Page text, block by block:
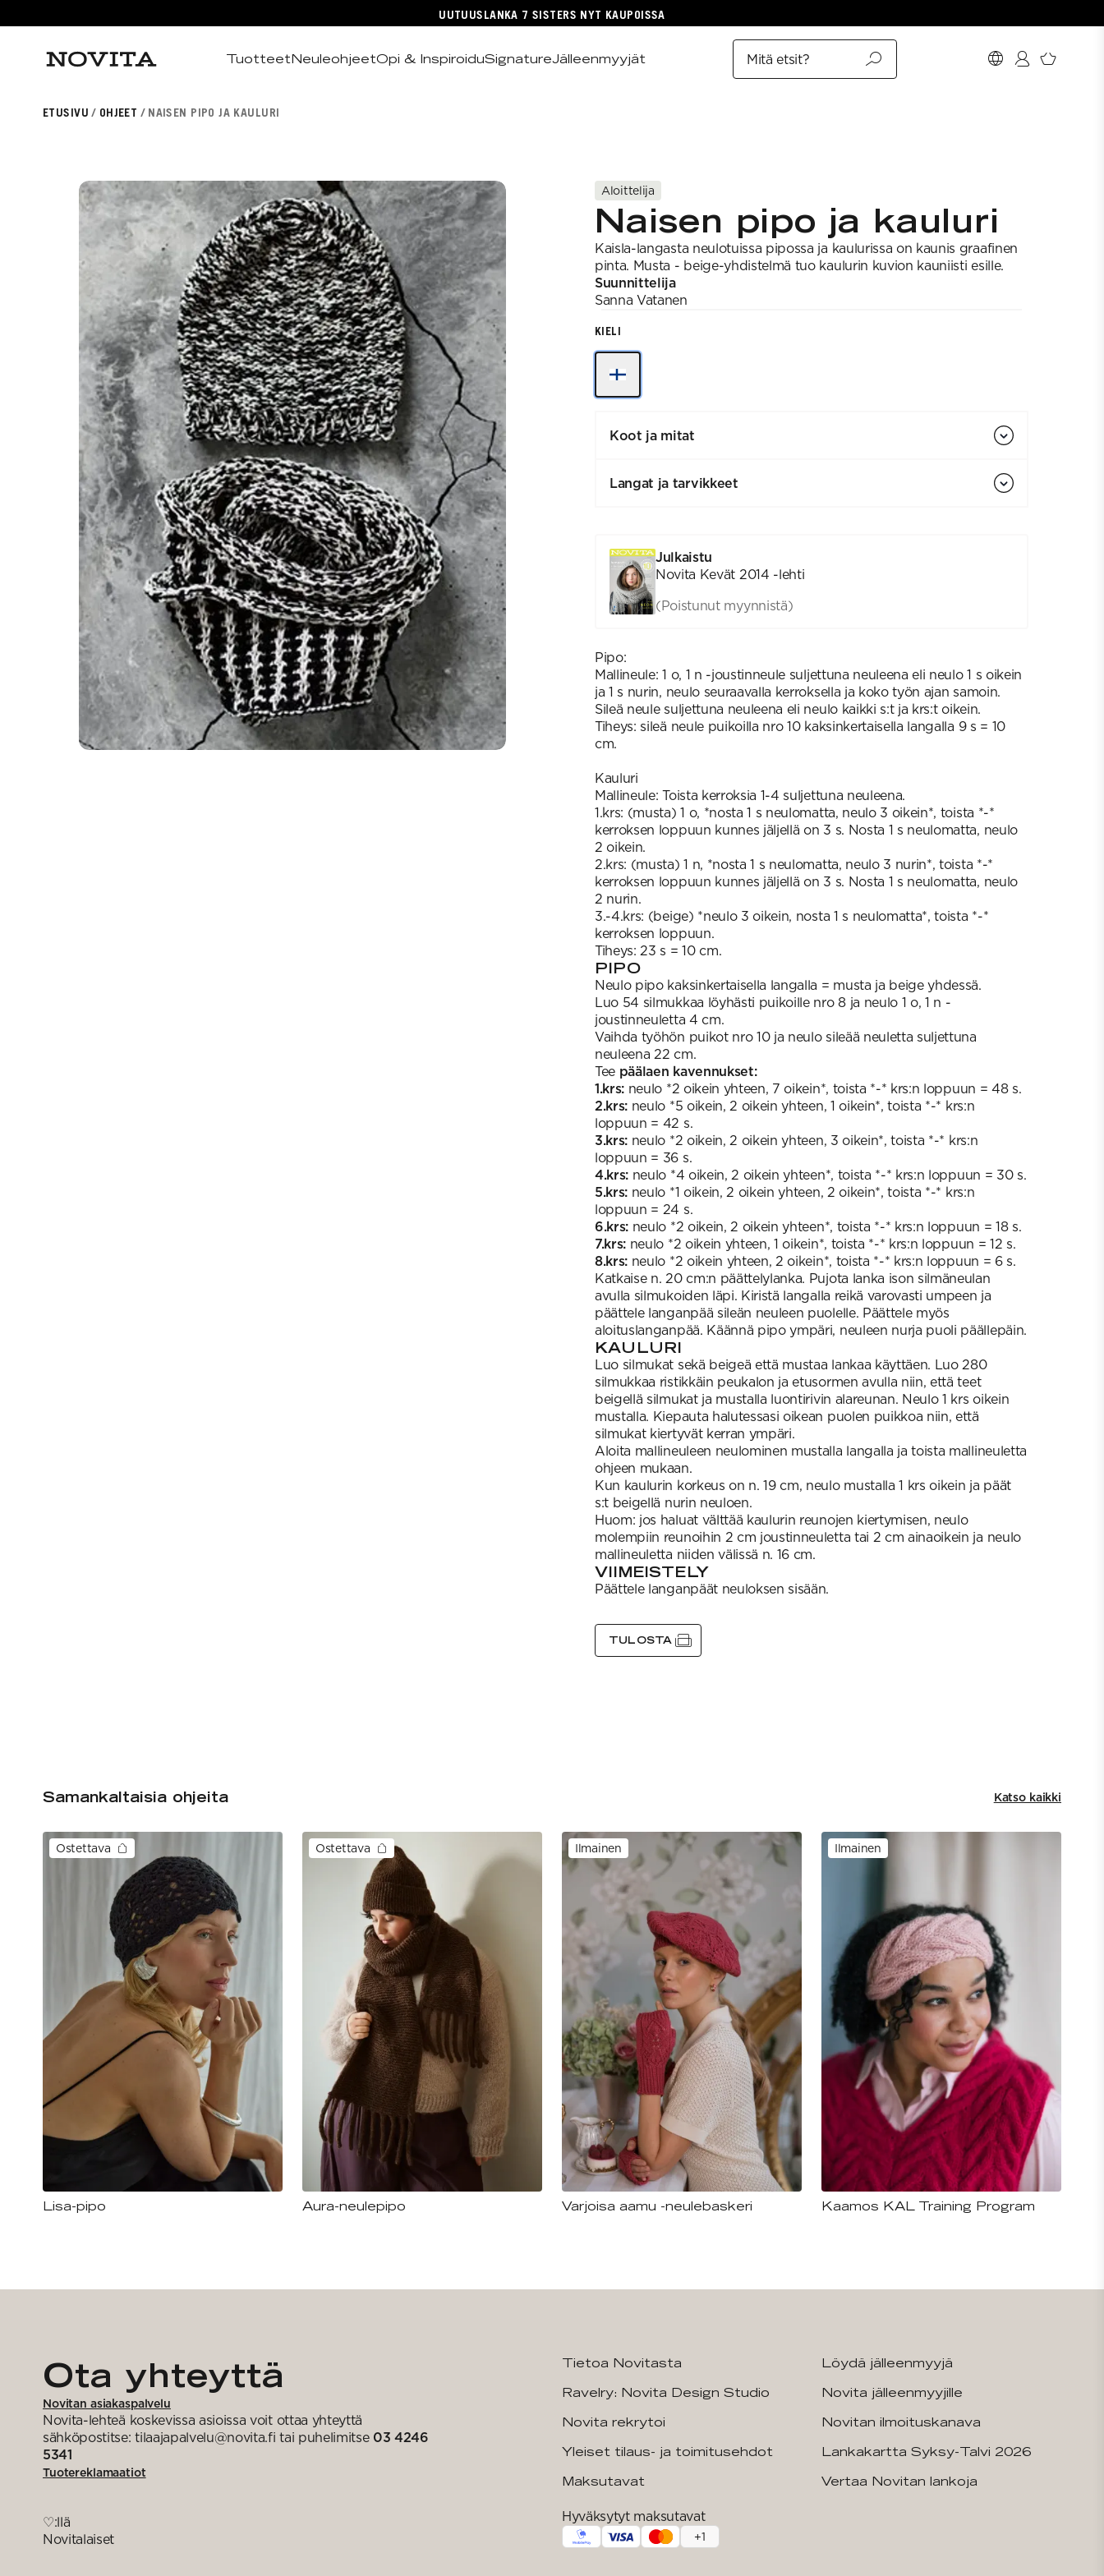
UUTUUSLANKA 7 SISTERS NYT KAUPOISSA
TuotteetNeuleohjeetOpi & InspiroiduSignatureJälleenmyyjät Mitä etsit?
ETUSIVU OHJEET NAISEN PIPO JA KAULURI
Aloittelija
Naisen pipo ja kauluri
Kaisla-langasta neulotuissa pipossa ja kaulurissa on kaunis graafinen
pinta. Musta - beige-yhdistelmä tuo kaulurin kuvion kauniisti esille.
Suunnittelija
Sanna Vatanen
KIELI
Koot ja mitat
Langat ja tarvikkeet
Julkaistu
Novita Kevät 2014 -lehti
(Poistunut myynnistä)
Pipo:
Mallineule: 1 o, 1 n -joustinneule suljettuna neuleena eli neulo 1 s oikein
ja 1 s nurin, neulo seuraavalla kerroksella ja koko työn ajan samoin.
Sileä neule suljettuna neuleena eli neulo kaikki s:t ja krs:t oikein.
Tiheys: sileä neule puikoilla nro 10 kaksinkertaisella langalla 9 s = 10
cm.
Kauluri
Mallineule: Toista kerroksia 1-4 suljettuna neuleena.
1.krs: (musta) 1 o, *nosta 1 s neulomatta, neulo 3 oikein*, toista *-*
kerroksen loppuun kunnes jäljellä on 3 s. Nosta 1 s neulomatta, neulo
2 oikein.
2.krs: (musta) 1 n, *nosta 1 s neulomatta, neulo 3 nurin*, toista *-*
kerroksen loppuun kunnes jäljellä on 3 s. Nosta 1 s neulomatta, neulo
2 nurin.
3.-4.krs: (beige) *neulo 3 oikein, nosta 1 s neulomatta*, toista *-*
kerroksen loppuun.
Tiheys: 23 s = 10 cm.
PIPO
Neulo pipo kaksinkertaisella langalla = musta ja beige yhdessä.
Luo 54 silmukkaa löyhästi puikoille nro 8 ja neulo 1 o, 1 n -
joustinneuletta 4 cm.
Vaihda työhön puikot nro 10 ja neulo sileää neuletta suljettuna
neuleena 22 cm.
Tee päälaen kavennukset:
1.krs: neulo *2 oikein yhteen, 7 oikein*, toista *-* krs:n loppuun = 48 s.
2.krs: neulo *5 oikein, 2 oikein yhteen, 1 oikein*, toista *-* krs:n
loppuun = 42 s.
3.krs: neulo *2 oikein, 2 oikein yhteen, 3 oikein*, toista *-* krs:n
loppuun = 36 s.
4.krs: neulo *4 oikein, 2 oikein yhteen*, toista *-* krs:n loppuun = 30 s.
5.krs: neulo *1 oikein, 2 oikein yhteen, 2 oikein*, toista *-* krs:n
loppuun = 24 s.
6.krs: neulo *2 oikein, 2 oikein yhteen*, toista *-* krs:n loppuun = 18 s.
7.krs: neulo *2 oikein yhteen, 1 oikein*, toista *-* krs:n loppuun = 12 s.
8.krs: neulo *2 oikein yhteen, 2 oikein*, toista *-* krs:n loppuun = 6 s.
Katkaise n. 20 cm:n päättelylanka. Pujota lanka ison silmäneulan
avulla silmukoiden läpi. Kiristä langalla reikä varovasti umpeen ja
päättele langanpää sileän neuleen puolelle. Päättele myös
aloituslanganpää. Käännä pipo ympäri, neuleen nurja puoli päällepäin.
KAULURI
Luo silmukat sekä beigeä että mustaa lankaa käyttäen. Luo 280
silmukkaa ristikkäin peukalon ja etusormen avulla niin, että teet
beigellä silmukat ja mustalla luontirivin alareunan. Neulo 1 krs oikein
mustalla. Kiepauta halutessasi oikean puolen puikkoa niin, että
silmukat kiertyvät kerran ympäri.
Aloita mallineuleen neulominen mustalla langalla ja toista mallineuletta
ohjeen mukaan.
Kun kaulurin korkeus on n. 19 cm, neulo mustalla 1 krs oikein ja päät
s:t beigellä nurin neuloen.
Huom: jos haluat välttää kaulurin reunojen kiertymisen, neulo
molempiin reunoihin 2 cm joustinneuletta tai 2 cm ainaoikein ja neulo
mallineuletta niiden välissä n. 16 cm.
VIIMEISTELY
Päättele langanpäät neuloksen sisään.
TULOSTA
Samankaltaisia ohjeita Katso kaikki
Ostettava
Lisa-pipo
Ostettava
Aura-neulepipo
Ilmainen
Varjoisa aamu -neulebaskeri
Ilmainen
Kaamos KAL Training Program
Ota yhteyttä
Novitan asiakaspalvelu
Novita-lehteä koskevissa asioissa voit ottaa yhteyttä
sähköpostitse: tilaajapalvelu@novita.fi tai puhelimitse 03 4246
5341
Tuotereklamaatiot
♡:llä
Novitalaiset
Tietoa Novitasta
Ravelry: Novita Design Studio
Novita rekrytoi
Yleiset tilaus- ja toimitusehdot
Maksutavat
Löydä jälleenmyyjä
Novita jälleenmyyjille
Novitan ilmoituskanava
Lankakartta Syksy-Talvi 2026
Vertaa Novitan lankoja
Hyväksytyt maksutavat
+1